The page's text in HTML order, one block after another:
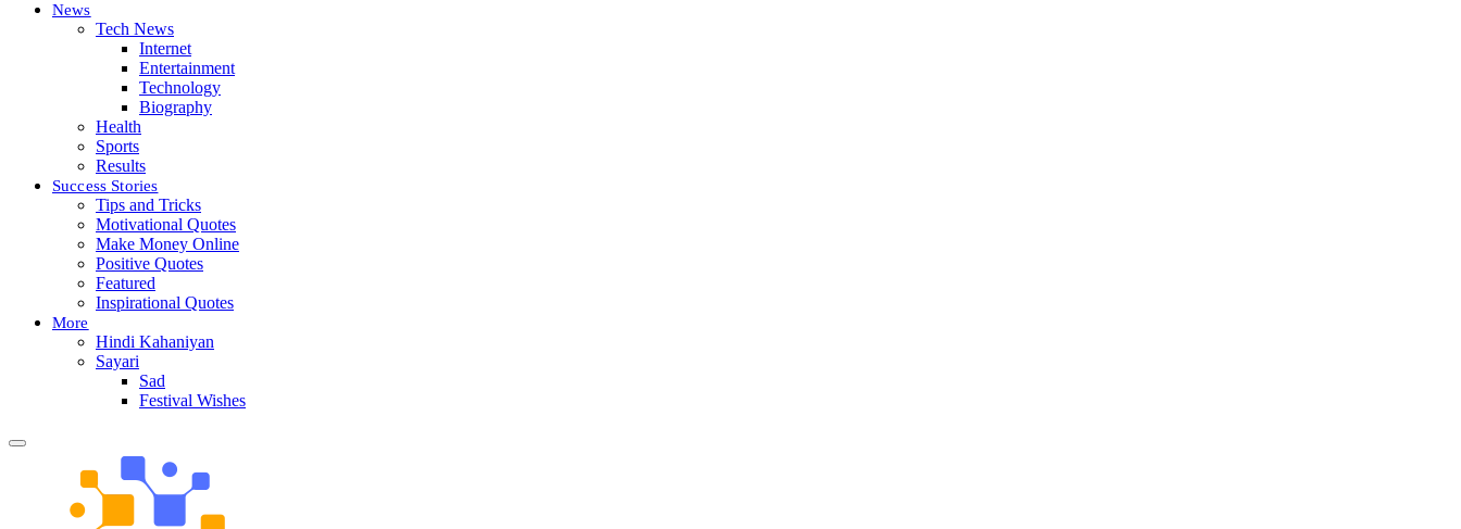
News
Tech News
Internet
Entertainment
Technology
Biography
Health
Sports
Results
Success Stories
Tips and Tricks
Motivational Quotes
Make Money Online
Positive Quotes
Featured
Inspirational Quotes
More
Hindi Kahaniyan
Sayari
Sad
Festival Wishes